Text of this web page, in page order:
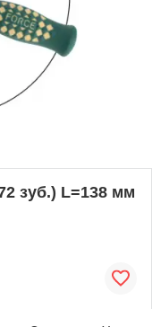
зуб.) L=138 мм